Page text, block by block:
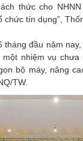
thức cho
chức tín dụng”,
tháng đầu năm
một nhiệm vụ
bộ máy, nâng
TW.